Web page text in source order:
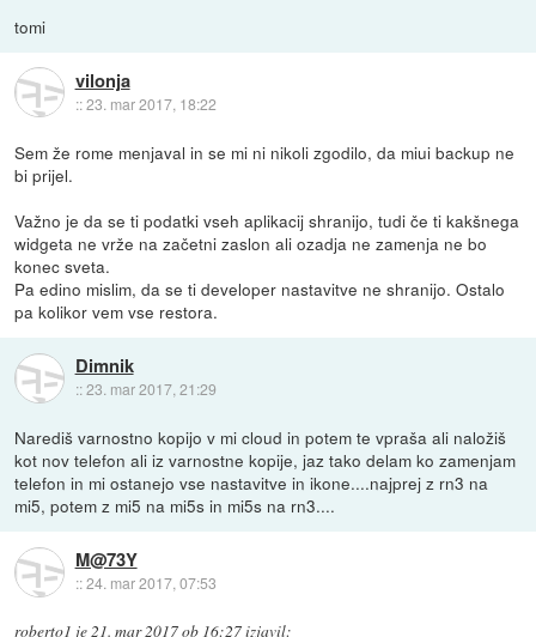
tomi
vilonja
::23. mar 2017, 18:22
Sem že rome menjaval in se mi ni nikoli zgodilo, da miui backup ne
bi prijel.
Važno je da se ti podatki vseh aplikacij shranijo, tudi če ti kakšnega
widgeta ne vrže na začetni zaslon ali ozadja ne zamenja ne bo
konec sveta.
Pa edino mislim, da se ti developer nastavitve ne shranijo. Ostalo
pa kolikor vem vse restora.
Dimnik
::23. mar 2017, 21:29
Narediš varnostno kopijo v mi cloud in potem te vpraša ali naložiš
kot nov telefon ali iz varnostne kopije, jaz tako delam ko zamenjam
telefon in mi ostanejo vse nastavitve in ikone....najprej z rn3 na
mi5, potem z mi5 na mi5s in mi5s na rn3....
M@73Y
::24. mar 2017, 07:53
roberto1 je21. mar 2017 ob 16:27izjavil: